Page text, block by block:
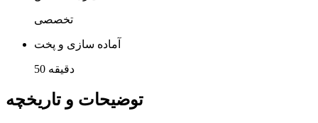
تخصصی
آماده سازی و پخت
50 دقیقه
توضیحات و تاریخچه